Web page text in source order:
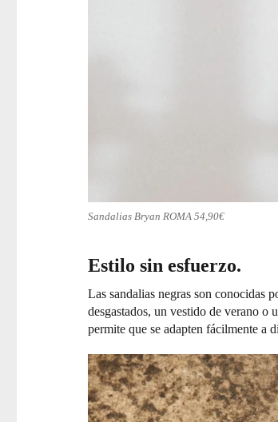
Sandalias Bryan ROMA 54,90€
Estilo sin esfuerzo.
Las sandalias negras son conocidas
desgastados, un vestido de verano o
permite que se adapten fácilmente a